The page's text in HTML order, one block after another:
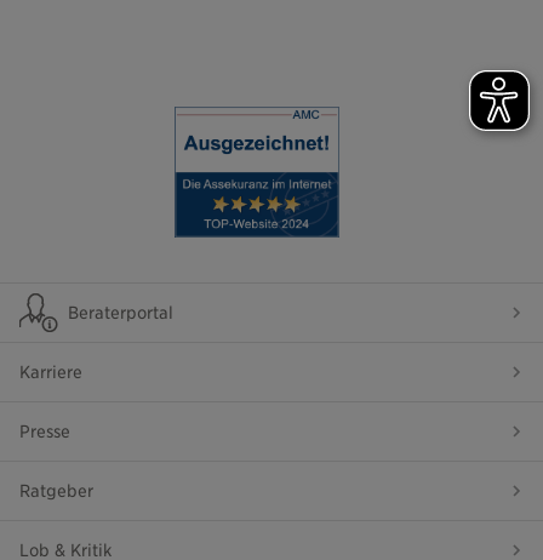
Beraterportal
Karriere
Presse
Ratgeber
Lob & Kritik